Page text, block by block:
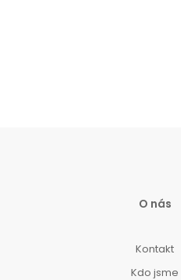
O nás
Kontakt
Kdo jsme